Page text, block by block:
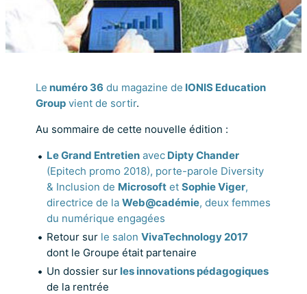
Le numéro 36 du magazine de IONIS Education
Group vient de sortir.
Au sommaire de cette nouvelle édition :
Le Grand Entretien avec Dipty Chander
(Epitech promo 2018), porte-parole Diversity
& Inclusion de Microsoft et Sophie Viger,
directrice de la Web@cadémie, deux femmes
du numérique engagées
Retour sur le salon VivaTechnology 2017
dont le Groupe était partenaire
Un dossier sur les innovations pédagogiques
de la rentrée